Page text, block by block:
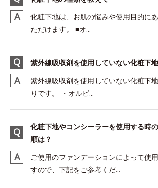
化粧下地は、お肌の悩みや使用目的に
ただけます。 ■オ...
紫外線吸収剤を使用していない化粧下
紫外線吸収剤を使用していない化粧下
りです。 ・オルビ...
化粧下地やコンシーラーを使用する時
順は？
ご使用のファンデーションによって使
すので、下記をご参考くだ...